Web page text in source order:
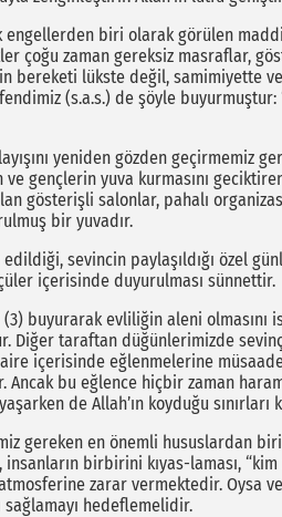
biri olarak görülen
çoğu zaman gereksiz masraflar,
bereketi lükste değil, samimiyette ve
(s.a.s.) de şöyle
yeniden gözden geçirmemiz
ve gençlerin yuva kurmasını
gösterişli salonlar, pahalı
bir yuvadır.
sevincin paylaşıldığı özel
içerisinde duyurulması sünnettir.
buyurarak evliliğin aleni
Diğer taraftan düğünlerimizde
içerisinde eğlenmelerine
Ancak bu eğlence hiçbir zaman
de Allah’ın koyduğu sınırları
gereken en önemli hususlardan
birbirini kıyas-laması,
zarar vermektedir. Oysa
sağlamayı hedeflemelidir.